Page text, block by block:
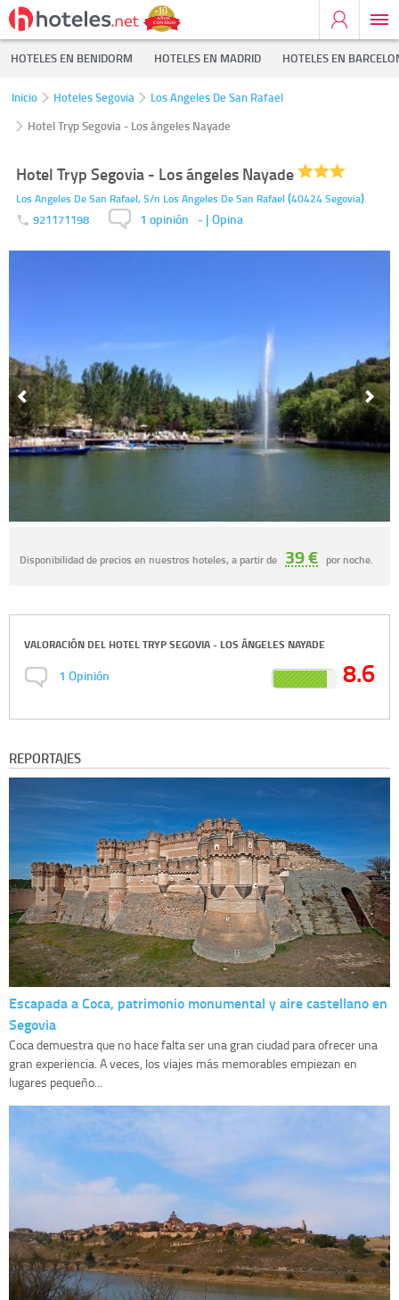
HOTELES EN BENIDORM HOTELES EN MADRID HOTELES EN
Inicio Hoteles Segovia
Los Angeles De San Rafael
Hotel Tryp Segovia - Los ángeles Nayade
Hotel Tryp Segovia - Los ángeles Nayade
Los Angeles De San Rafael, S/n Los Angeles De San Rafael(40424Segovia)
921171198 1 opinión - | Opina
Disponibilidad de precios en nuestros hoteles, a partir de 39 € por noche.
VALORACIÓN DEL HOTEL TRYP SEGOVIA - LOS ÁNGELES NAYADE
1 Opinión 8.6
REPORTAJES
Escapada a Coca, patrimonio monumental y aire castellano en
Segovia
Coca demuestra que no hace falta ser una gran ciudad para ofrecer una
gran experiencia. A veces, los viajes más memorables empiezan en
lugares pequeño...